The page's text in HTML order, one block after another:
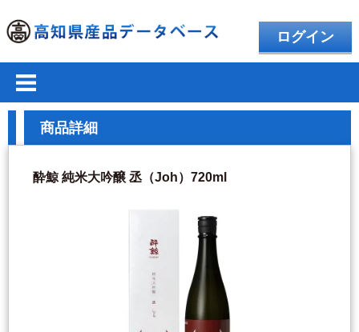
ログイン
商品詳細
酔鯨 純米大吟醸 丞（Joh）720ml